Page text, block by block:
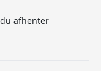
afhenter